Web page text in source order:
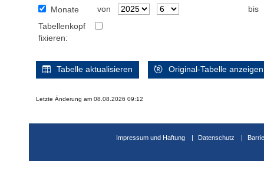
Monate
von
bis
Tabellenkopf
fixieren:
Tabelle aktualisieren Original-Tabelle anzeigen
Letzte Änderung am 08.08.2026 09:12
Impressum und Haftung Datenschutz